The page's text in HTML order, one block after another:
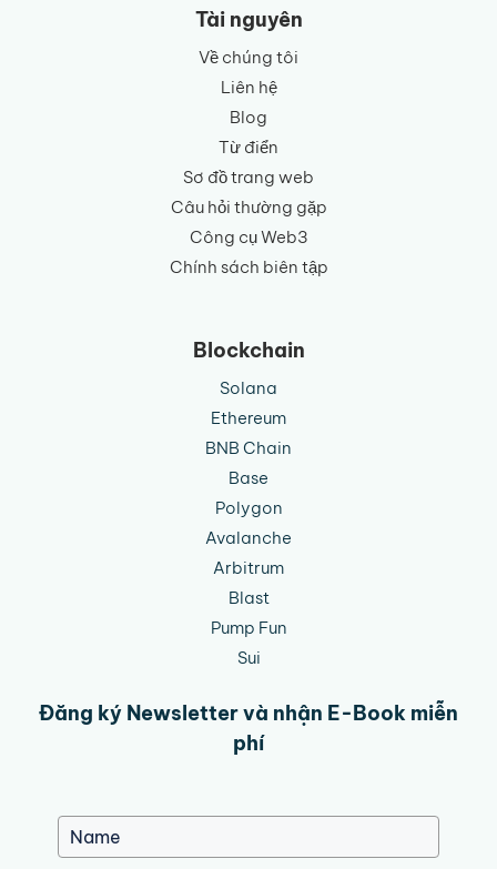
Tài nguyên
Về chúng tôi
Liên hệ
Blog
Từ điển
Sơ đồ trang web
Câu hỏi thường gặp
Công cụ Web3
Chính sách biên tập
Blockchain
Solana
Ethereum
BNB Chain
Base
Polygon
Avalanche
Arbitrum
Blast
Pump Fun
Sui
Đăng ký Newsletter và nhận E-Book miễn
phí